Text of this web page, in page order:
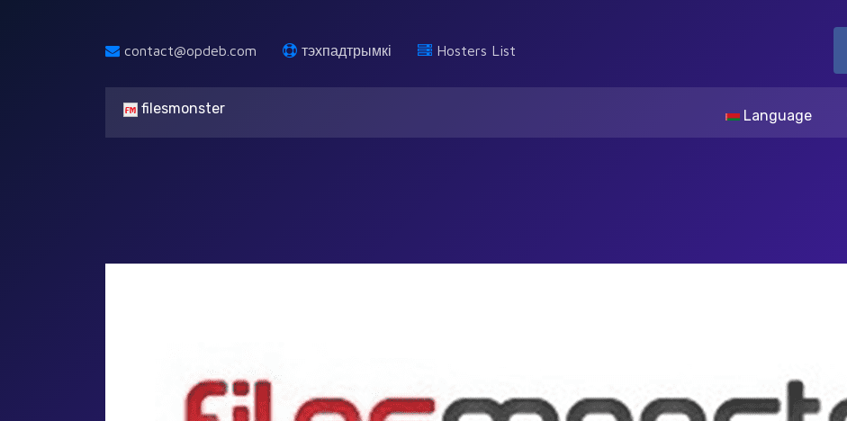
contact@opdeb.com тэхпадтрымкі Hosters List
filesmonster Language